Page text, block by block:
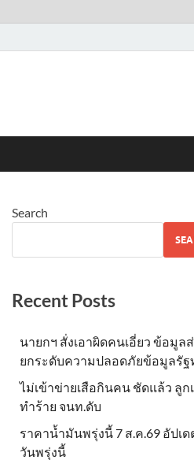
Search
Recent Posts
นายกฯ สั่งเอาผิดคนเอี่ยว ข้อมู
ยกระดับความปลอดภัยข้อมูลรัฐ
ไม่เข้าข่าย​เสือกินคน ชัดแล้ว ลูก
ทำร้าย จนท.ดับ
ราคาน้ำมันพรุ่งนี้ 7 ส.ค.69 อัปเ
วันพรุ่งนี้